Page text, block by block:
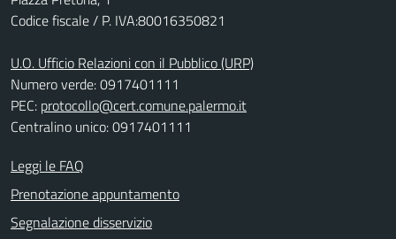
Codice fiscale / P. IVA:80016350821
U.O. Ufficio Relazioni con il Pubblico (URP)
Numero verde: 0917401111
PEC: protocollo@cert.comune.palermo.it
Centralino unico: 0917401111
Leggi le FAQ
Prenotazione appuntamento
Segnalazione disservizio